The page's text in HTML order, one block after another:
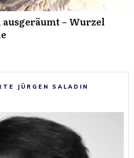
– Wurzel
JÜRGEN SALADIN